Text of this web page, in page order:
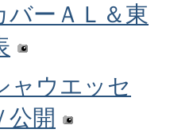
バーＡＬ＆東
ャウエッセ
公開